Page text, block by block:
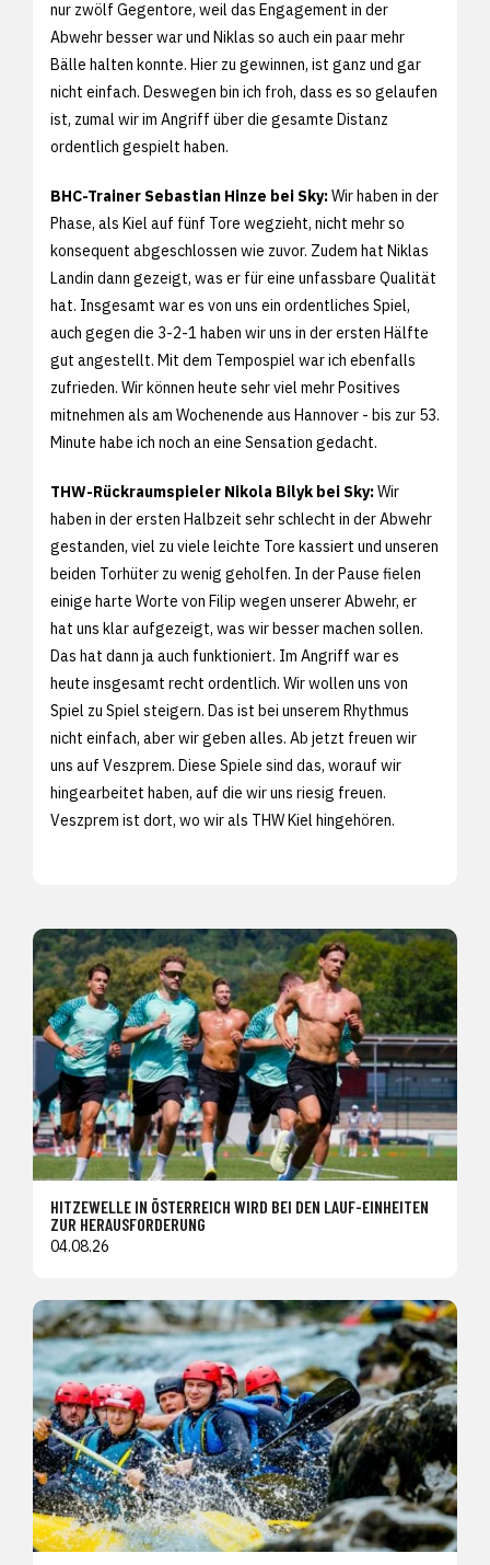
nur zwölf Gegentore, weil das Engagement in der
Abwehr besser war und Niklas so auch ein paar mehr
Bälle halten konnte. Hier zu gewinnen, ist ganz und gar
nicht einfach. Deswegen bin ich froh, dass es so gelaufen
ist, zumal wir im Angriff über die gesamte Distanz
ordentlich gespielt haben.
BHC-Trainer Sebastian Hinze bei Sky:Wir haben in der
Phase, als Kiel auf fünf Tore wegzieht, nicht mehr so
konsequent abgeschlossen wie zuvor. Zudem hat Niklas
Landin dann gezeigt, was er für eine unfassbare Qualität
hat. Insgesamt war es von uns ein ordentliches Spiel,
auch gegen die 3-2-1 haben wir uns in der ersten Hälfte
gut angestellt. Mit dem Tempospiel war ich ebenfalls
zufrieden. Wir können heute sehr viel mehr Positives
mitnehmen als am Wochenende aus Hannover - bis zur 53.
Minute habe ich noch an eine Sensation gedacht.
THW-Rückraumspieler Nikola Bilyk bei Sky:Wir
haben in der ersten Halbzeit sehr schlecht in der Abwehr
gestanden, viel zu viele leichte Tore kassiert und unseren
beiden Torhüter zu wenig geholfen. In der Pause fielen
einige harte Worte von Filip wegen unserer Abwehr, er
hat uns klar aufgezeigt, was wir besser machen sollen.
Das hat dann ja auch funktioniert. Im Angriff war es
heute insgesamt recht ordentlich. Wir wollen uns von
Spiel zu Spiel steigern. Das ist bei unserem Rhythmus
nicht einfach, aber wir geben alles. Ab jetzt freuen wir
uns auf Veszprem. Diese Spiele sind das, worauf wir
hingearbeitet haben, auf die wir uns riesig freuen.
Veszprem ist dort, wo wir als THW Kiel hingehören.
HITZEWELLE IN ÖSTERREICH WIRD BEI DEN LAUF-EINHEITEN
ZUR HERAUSFORDERUNG
04.08.26